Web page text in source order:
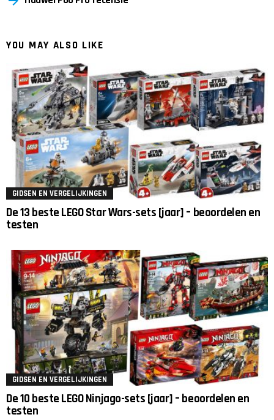
YOU MAY ALSO LIKE
GIDSEN EN VERGELIJKINGEN
De 13 beste LEGO Star Wars-sets [jaar] – beoordelen en
testen
GIDSEN EN VERGELIJKINGEN
De 10 beste LEGO Ninjago-sets [jaar] – beoordelen en
testen